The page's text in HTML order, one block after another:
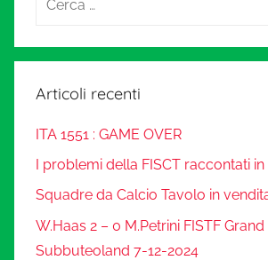
Articoli recenti
ITA 1551 : GAME OVER
I problemi della FISCT raccontati
Squadre da Calcio Tavolo in
W.Haas 2 – 0 M.Petrini FISTF Grand
Subbuteoland 7-12-2024